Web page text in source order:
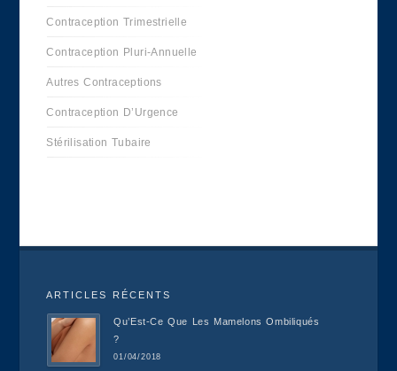
Contraception Trimestrielle
Contraception Pluri-Annuelle
Autres Contraceptions
Contraception D’Urgence
Stérilisation Tubaire
ARTICLES RÉCENTS
Qu’Est-Ce Que Les Mamelons Ombiliqués
?
01/04/2018